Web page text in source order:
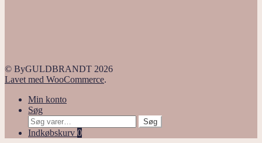
© ByGULDBRANDT 2026
Lavet med WooCommerce.
Min konto
Søg
Søg
efter:
Søg
Indkøbskurv 0